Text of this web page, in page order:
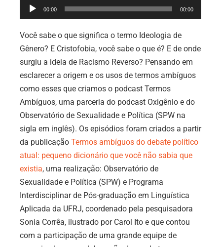
Tocador
de
áudio
00:00 00:00
Você sabe o que significa o termo Ideologia de
Gênero? E Cristofobia, você sabe o que é? E de onde
surgiu a ideia de Racismo Reverso? Pensando em
esclarecer a origem e os usos de termos ambíguos
como esses que criamos o podcast Termos
Ambíguos, uma parceria do podcast Oxigênio e do
Observatório de Sexualidade e Política (SPW na
sigla em inglês). Os episódios foram criados a partir
da publicação Termos ambíguos do debate político
atual: pequeno dicionário que você não sabia que
existia, uma realização: Observatório de
Sexualidade e Política (SPW) e Programa
Interdisciplinar de Pós-graduação em Linguística
Aplicada da UFRJ, coordenado pela pesquisadora
Sonia Corrêa, ilustrado por Carol Ito e que contou
com a participação de uma grande equipe de